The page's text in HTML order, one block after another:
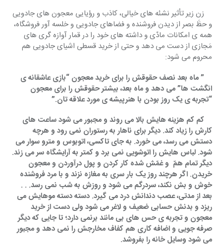
زن زیر تأثیر نشئه های خیالی، کاذب و رؤیایی معجون های جادویی
و حظَ بصر از دیدن فروشنده و فضاهای جادویی و خلسه آور فروشگاه،
همه ی امکانات مادّی و داشته های خود را در قمار آوازه گری های
مَجازی از دست می دهد و حتی از خرید قسطی اشیای جادویی هم
محروم می شود:
” ماه بعد نصف حقوقش را برای خرید معجون “بازی عاشقانه ی
انگشت ها” می دهد و ماه بعد، بیشتر حقوقش را برای معجون
“تجربه ی یک روز بودن با هنرپیشه ی مورد علاقه تان.”
کم کم هزینه هایش بالا می روند و مجبور می شود ساعت های
کارش را زیاد کند. دیگر برای ناهار به رستوران نمی رود و هرچه
دستش می رسد، می خورد. به جای تاکسی، اتوبوس و مترو سوار می
شود. لباس هایش را اتوشویی نمی برد و کمتر به آرایشگاه سر می زند.
دیگر تمام همّ  و غمّش شده کار کردن و پول درآوردن و معجون
خریدن. اگر هرچند روز یک بار سری به مغازه نزند و با مرد فروشنده
خوش و بش نکند، سردرگم می شود و روزش به شب نمی رسد. . .
بعد از مدتی، عصب دندانش درد می گیرد. دسته دسته موهایش می
ریزد و بدنش حسابی ضعیف و لاغر می شود ولی دست از خرید
معجون و تجربه ی حس های بی مانند برنمی دارد؛ تا جایی که دیگر
صرفه جویی و اضافه کاری هم کفاف مخارجش را نمی دهد و مجبور
می شود وسایل خانه را بفروشد.